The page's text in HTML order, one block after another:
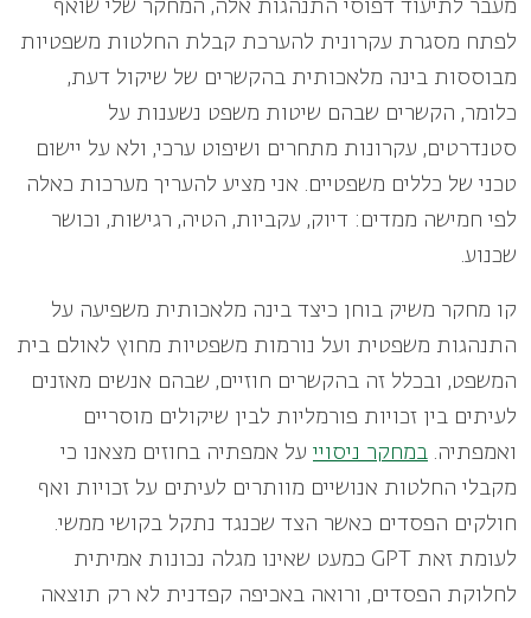
מעבר לתיעוד דפוסי התנהגות אלה, המחקר שלי שואף
לפתח מסגרת עקרונית להערכת קבלת החלטות משפטיות
מבוססות בינה מלאכותית בהקשרים של שיקול דעת,
כלומר, הקשרים שבהם שיטות משפט נשענות על
סטנדרטים, עקרונות מתחרים ושיפוט ערכי, ולא על יישום
טכני של כללים משפטיים. אני מציע להעריך מערכות כאלה
לפי חמישה ממדים: דיוק, עקביות, הטיה, רגישות, וכושר
שכנוע
קו מחקר משיק בוחן כיצד בינה מלאכותית משפיעה על
התנהגות משפטית ועל נורמות משפטיות מחוץ לאולם בית
המשפט, ובכלל זה בהקשרים חוזיים, שבהם אנשים מאזנים
לעיתים בין זכויות פורמליות לבין שיקולים מוסריים
ואמפתיה.
במחקר ניסויי על אמפתיה בחוזים מצאנו כי
מקבלי החלטות אנושיים מוותרים לעיתים על זכויות ואף
חולקים הפסדים כאשר הצד שכנגד נתקל בקושי ממשי.
לעומת זאת
GPT כמעט שאינו מגלה נכונות אמיתית
לחלוקת הפסדים, ורואה באכיפה קפדנית לא רק תוצאה